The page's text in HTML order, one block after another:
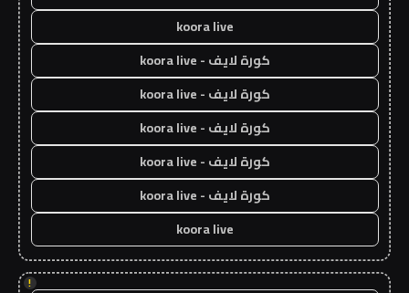
koora live
كورة لايف - koora live
كورة لايف - koora live
كورة لايف - koora live
كورة لايف - koora live
كورة لايف - koora live
koora live
!